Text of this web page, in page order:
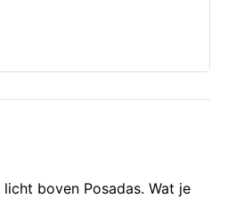
boven Posadas. Wat je